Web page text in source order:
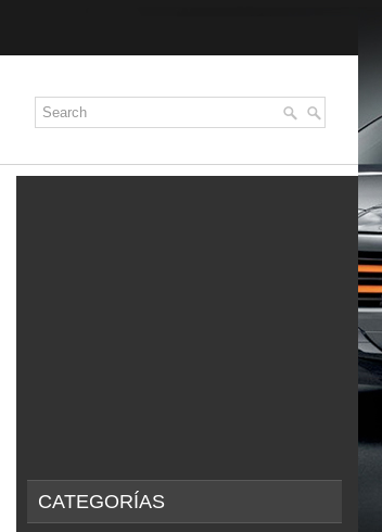
CATEGORÍAS